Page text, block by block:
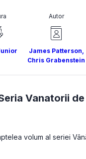
Autor
James Patterson,
Chris Grabenstein
Vanatorii
volum al seriei